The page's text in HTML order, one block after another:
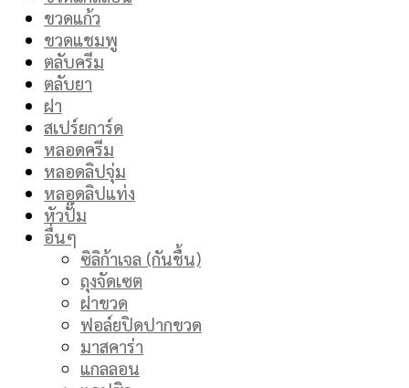
ขวดแก้ว
ขวดแชมพู
ตลับครีม
ตลับยา
ฝา
สเปร์ยการ์ด
หลอดครีม
หลอดลิปจุ่ม
หลอดลิปแท่ง
หัวปั๊ม
อื่นๆ
ซิลิก้าเจล (กันชื้น)
ถุงจัดเซต
ฝาขวด
ฟอล์ยปิดปากขวด
มาสคาร่า
แกลลอน